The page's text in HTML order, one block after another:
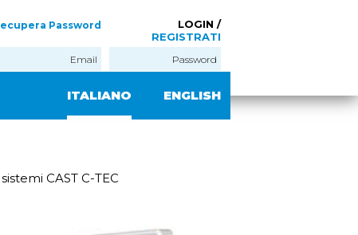
LOGIN /
REGISTRATI
Password
ENGLISH
ITALIANO
CAST C-TEC